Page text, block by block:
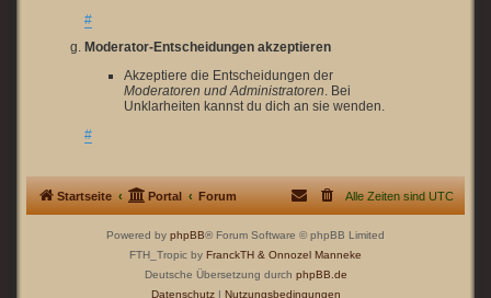
#
Moderator-Entscheidungen akzeptieren
Akzeptiere die Entscheidungen der
Moderatoren und Administratoren . Bei
Unklarheiten kannst du dich an sie wenden.
#
Startseite Portal Forum Alle Zeiten sind UTC
Powered by phpBB® Forum Software © phpBB Limited
FTH_Tropic by FranckTH & Onnozel Manneke
Deutsche Übersetzung durch phpBB.de
Datenschutz| Nutzungsbedingungen